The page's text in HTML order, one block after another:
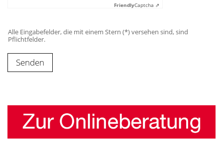
FriendlyCaptcha ⇗
Alle Eingabefelder, die mit einem Stern (*) versehen sind, sind
Pflichtfelder.